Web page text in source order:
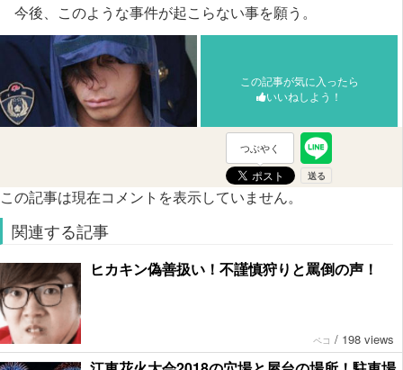
今後、このような事件が起こらない事を願う。
この記事が気に入ったら
いいねしよう！
つぶやく
この記事は現在コメントを表示していません。
関連する記事
ヒカキン偽善扱い！不謹慎狩りと罵倒の声！
ペコ / 198 views